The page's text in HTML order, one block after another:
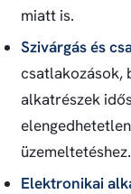
miatt is.
Szivárgás és
csatlakozások,
alkatrészek
üzemeltetéshez.
Elektronikai